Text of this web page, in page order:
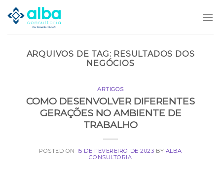
Skip
to
ARQUIVOS DE TAG: RESULTADOS DOS
NEGÓCIOS
ARTIGOS
COMO DESENVOLVER DIFERENTES
GERAÇÕES NO AMBIENTE DE
TRABALHO
POSTED ON 15 DE FEVEREIRO DE 2023 BY ALBA
CONSULTORIA